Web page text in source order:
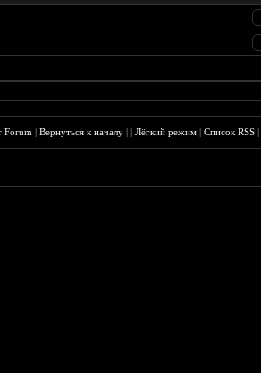
Forum |Вернуться к началу ||Лёгкий режим |Список RSS |